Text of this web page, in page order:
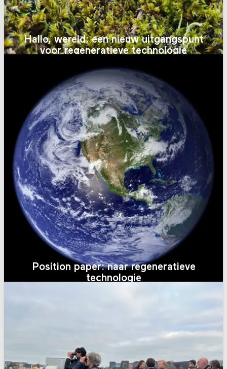
Hallo, wereld: een nieuw uitgangspunt
voor regeneratieve technologie
Position paper: naar regeneratieve
technologie